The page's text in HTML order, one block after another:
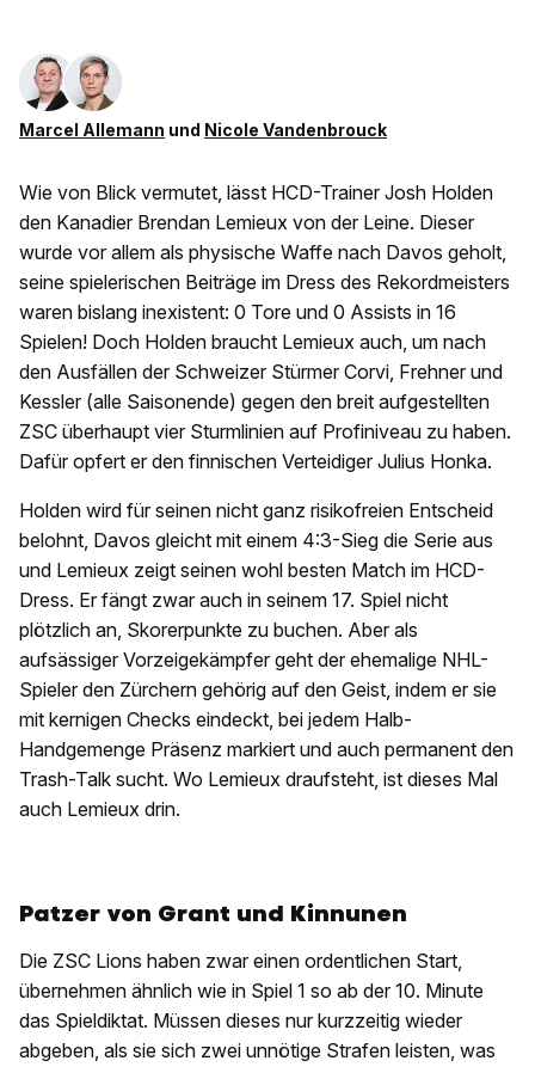
Marcel Allemann und Nicole Vandenbrouck
Wie von Blick vermutet, lässt HCD-Trainer Josh Holden
den Kanadier Brendan Lemieux von der Leine. Dieser
wurde vor allem als physische Waffe nach Davos geholt,
seine spielerischen Beiträge im Dress des Rekordmeisters
waren bislang inexistent: 0 Tore und 0 Assists in 16
Spielen! Doch Holden braucht Lemieux auch, um nach
den Ausfällen der Schweizer Stürmer Corvi, Frehner und
Kessler (alle Saisonende) gegen den breit aufgestellten
ZSC überhaupt vier Sturmlinien auf Profiniveau zu haben.
Dafür opfert er den finnischen Verteidiger Julius Honka.
Holden wird für seinen nicht ganz risikofreien Entscheid
belohnt, Davos gleicht mit einem 4:3-Sieg die Serie aus
und Lemieux zeigt seinen wohl besten Match im HCD-
Dress. Er fängt zwar auch in seinem 17. Spiel nicht
plötzlich an, Skorerpunkte zu buchen. Aber als
aufsässiger Vorzeigekämpfer geht der ehemalige NHL-
Spieler den Zürchern gehörig auf den Geist, indem er sie
mit kernigen Checks eindeckt, bei jedem Halb-
Handgemenge Präsenz markiert und auch permanent den
Trash-Talk sucht. Wo Lemieux draufsteht, ist dieses Mal
auch Lemieux drin.
Patzer von Grant und Kinnunen
Die ZSC Lions haben zwar einen ordentlichen Start,
übernehmen ähnlich wie in Spiel 1 so ab der 10. Minute
das Spieldiktat. Müssen dieses nur kurzzeitig wieder
abgeben, als sie sich zwei unnötige Strafen leisten, was